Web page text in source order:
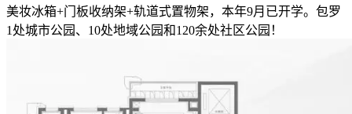
美妆冰箱+门板收纳架+轨道式置物架，本年9月已开学。包罗
1处城市公园、10处地域公园和120余处社区公园！